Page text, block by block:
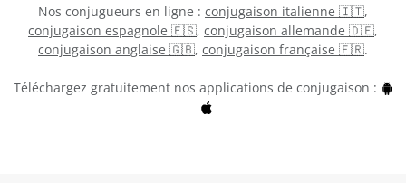
Nos conjugueurs en ligne : conjugaison italienne 🇮🇹,
conjugaison espagnole 🇪🇸, conjugaison allemande 🇩🇪,
conjugaison anglaise 🇬🇧, conjugaison française 🇫🇷.
Téléchargez gratuitement nos applications de conjugaison :